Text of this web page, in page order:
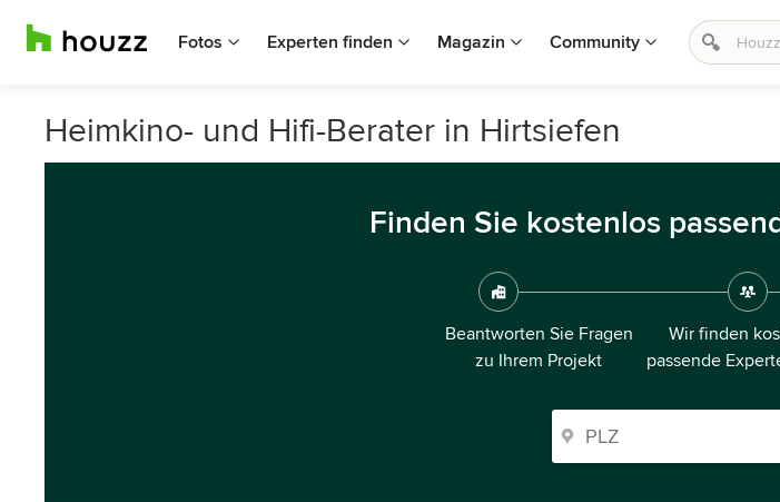
Fotos Experten finden Magazin Community
Heimkino- und Hifi-Berater in Hirtsiefen
Finden Sie kostenlos
Beantworten Sie Fragen
zu Ihrem Projekt
Wir finden
passende